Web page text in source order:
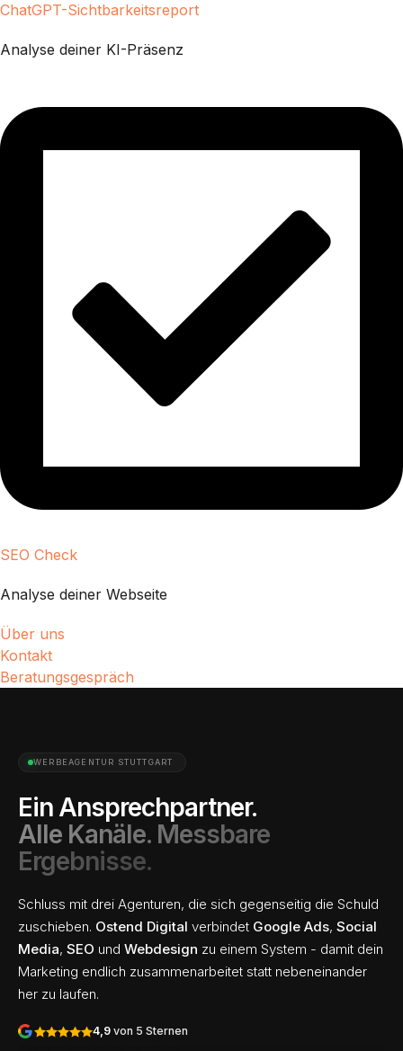
ChatGPT-Sichtbarkeitsreport
Analyse deiner KI-Präsenz
SEO Check
Analyse deiner Webseite
Über uns
Kontakt
Beratungsgespräch
WERBEAGENTUR STUTTGART
Ein Ansprechpartner.
Alle Kanäle. Messbare
Ergebnisse.
Schluss mit drei Agenturen, die sich gegenseitig die Schuld
zuschieben. Ostend Digital verbindet Google Ads, Social
Media, SEO und Webdesign zu einem System - damit dein
Marketing endlich zusammenarbeitet statt nebeneinander
her zu laufen.
4,9 von 5 Sternen
energieausweis
AlleBilder Maps
Gesponsert
Ggreenox.de
Energieausweis online
erstellen — schnell &
rechtssicher
Bedarfs- und
Verbrauchsausweis vom
zertifizierten Energieberater.
Jetzt online beantragen.
Verbrauchsausweis
Würfel 8
confis-
express.de
CONFIS EXPRESS
Shopping Ads
PUTZMEISTER ·